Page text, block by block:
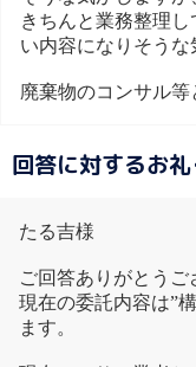
きちんと業務整理
い内容になりそうな
廃棄物のコンサル等
回答に対するお
たる吉様
ご回答ありがとうご
現在の委託内容は”
ます。